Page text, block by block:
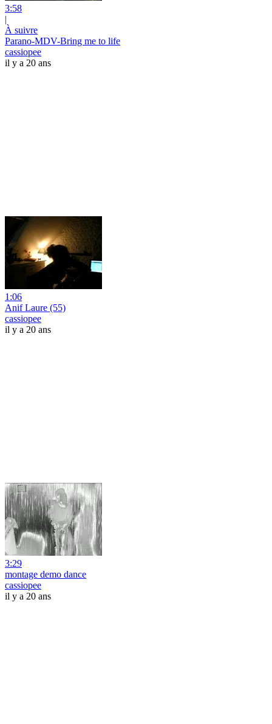
3:58
|
À suivre
Parano-MDV-Bring me to life
cassiopee
il y a 20 ans
1:06
Anif Laure (55)
cassiopee
il y a 20 ans
3:29
montage demo dance
cassiopee
il y a 20 ans